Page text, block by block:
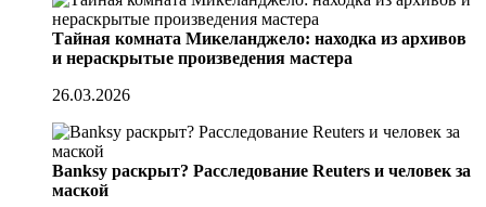
Тайная комната Микеланджело: находка из архивов
и нераскрытые произведения мастера
26.03.2026
Banksy раскрыт? Расследование Reuters и человек за
маской